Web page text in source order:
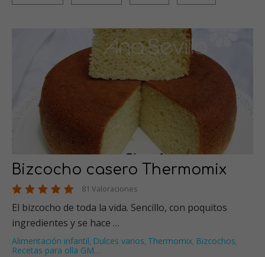
Bizcocho casero Thermomix
81 Valoraciones
El bizcocho de toda la vida. Sencillo, con poquitos
ingredientes y se hace …
Alimentación infantil, Dulces varios, Thermomix, Bizcochos,
Recetas para olla GM…